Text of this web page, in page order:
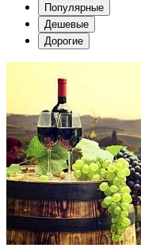
Популярные
Дешевые
Дорогие